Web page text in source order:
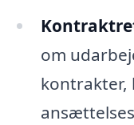
om
kontrakter,